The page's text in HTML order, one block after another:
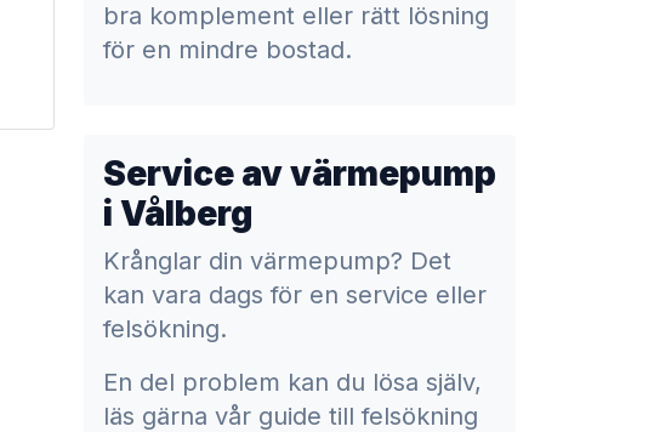
bra komplement eller rätt lösning
för en mindre bostad.
Service av värmepump
i Vålberg
Krånglar din värmepump? Det
kan vara dags för en service eller
felsökning.
En del problem kan du lösa själv,
läs gärna vår guide till felsökning